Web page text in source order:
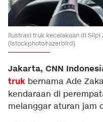
Ilustrasi truk kecelakaan di
(Istockphoto/razerbird)
Jakarta, CNN
truk bernama Ade
kendaraan di
melanggar aturan jam